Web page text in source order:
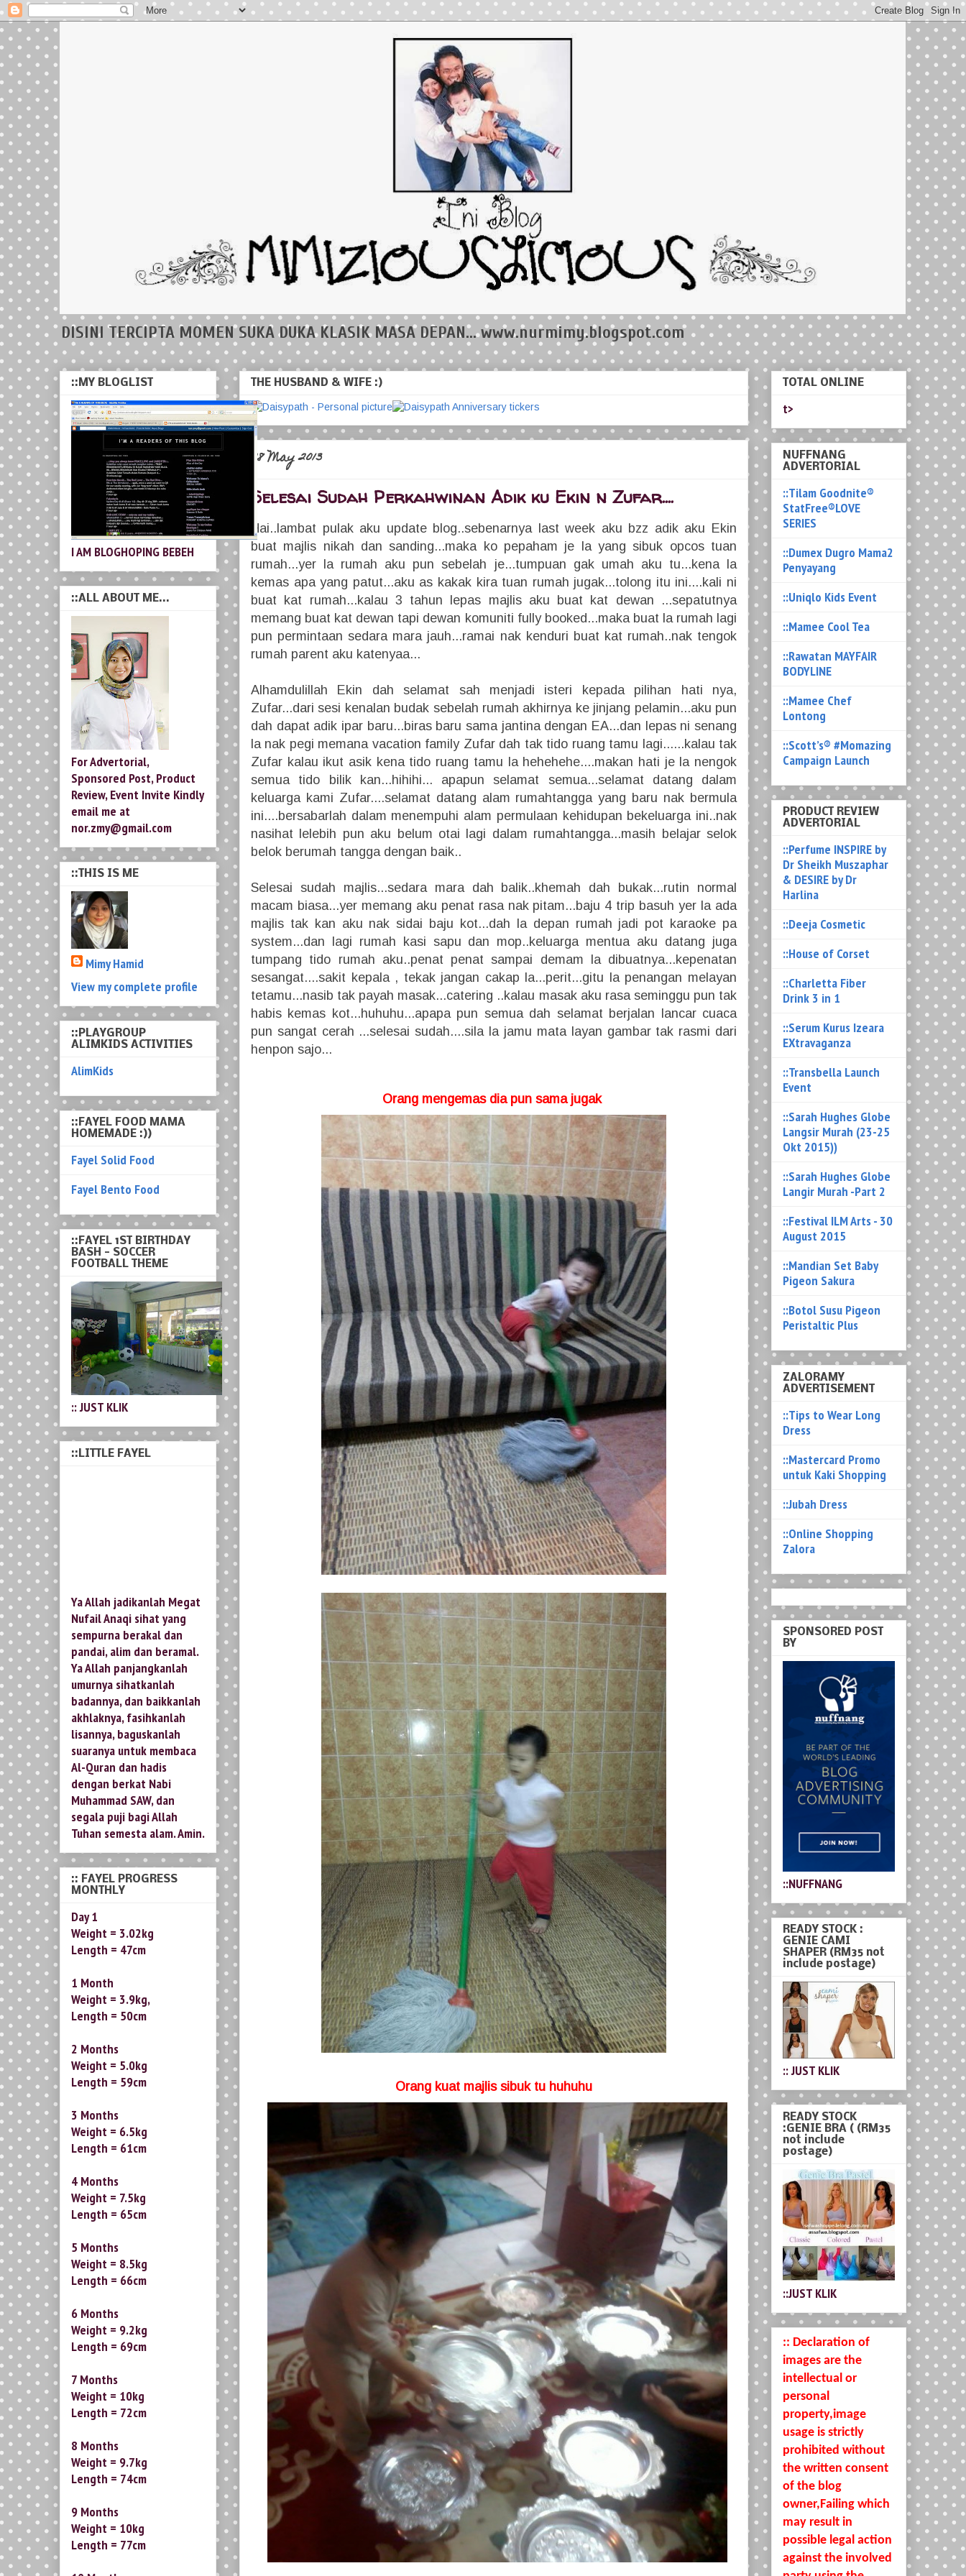
DISINI TERCIPTA MOMEN SUKA DUKA KLASIK MASA DEPAN... www.nurmimy.blogspot.com
THE HUSBAND & WIFE :)
28 May 2013
Selesai Sudah Perkahwinan Adik ku Ekin n Zufar....
Hai..lambat pulak aku update blog..sebenarnya last week aku bzz adik aku Ekin
buat majlis nikah dan sanding...maka ko pepaham je la yang sibuk opcos tuan
rumah...yer la rumah aku pun sebelah je...tumpuan gak umah aku tu...kena la
kemas apa yang patut...aku as kakak kira tuan rumah jugak...tolong itu ini....kali ni
buat kat rumah...kalau 3 tahun lepas majlis aku buat kat dewan ...sepatutnya
memang buat kat dewan tapi dewan komuniti fully booked...maka buat la rumah lagi
pun permintaan sedara mara jauh...ramai nak kenduri buat kat rumah..nak tengok
rumah parent aku katenyaa...
Alhamdulillah Ekin dah selamat sah menjadi isteri kepada pilihan hati nya,
Zufar...dari sesi kenalan budak sebelah rumah akhirnya ke jinjang pelamin...aku pun
dah dapat adik ipar baru...biras baru sama jantina dengan EA...dan lepas ni senang
la nak pegi memana vacation family Zufar dah tak tido ruang tamu lagi......kalau tak
Zufar kalau ikut asik kena tido ruang tamu la hehehehe....makan hati je la nengok
semua tido bilik kan...hihihi... apapun selamat semua...selamat datang dalam
keluarga kami Zufar....selamat datang alam rumahtangga yang baru nak bermula
ini....bersabarlah dalam menempuhi alam permulaan kehidupan bekeluarga ini..nak
nasihat lelebih pun aku belum otai lagi dalam rumahtangga...masih belajar selok
belok berumah tangga dengan baik..
Selesai sudah majlis...sedara mara dah balik..khemah dah bukak...rutin normal
macam biasa...yer memang aku penat rasa nak pitam...baju 4 trip basuh yer la ada
majlis tak kan aku nak sidai baju kot...dah la depan rumah jadi pot karaoke pa
system...dan lagi rumah kasi sapu dan mop..keluarga mentua aku datang juga
tumpang tido rumah aku..penat penat sampai demam la dibuatnya...kepenatan
sesangat....sakit kepala , tekak jangan cakap la...perit...gitu la penangan melayan
tetamu...nasib tak payah masak...catering ..kalau masak aku rasa seminggu pun tak
habis kemas kot...huhuhu...apapa pun semua dah selamat berjalan lancar cuaca
pun sangat cerah ...selesai sudah....sila la jamu mata layan gambar tak rasmi dari
henpon sajo...
Orang mengemas dia pun sama jugak
Orang kuat majlis sibuk tu huhuhu
::MY BLOGLIST
I AM BLOGHOPING BEBEH
::ALL ABOUT ME...
For Advertorial,
Sponsored Post, Product
Review, Event Invite Kindly
email me at
nor.zmy@gmail.com
::THIS IS ME
Mimy Hamid
View my complete profile
::PLAYGROUP
ALIMKIDS ACTIVITIES
AlimKids
::FAYEL FOOD MAMA
HOMEMADE :))
Fayel Solid Food
Fayel Bento Food
::FAYEL 1ST BIRTHDAY
BASH - SOCCER
FOOTBALL THEME
:: JUST KLIK
::LITTLE FAYEL
Ya Allah jadikanlah Megat
Nufail Anaqi sihat yang
sempurna berakal dan
pandai, alim dan beramal.
Ya Allah panjangkanlah
umurnya sihatkanlah
badannya, dan baikkanlah
akhlaknya, fasihkanlah
lisannya, baguskanlah
suaranya untuk membaca
Al-Quran dan hadis
dengan berkat Nabi
Muhammad SAW, dan
segala puji bagi Allah
Tuhan semesta alam. Amin.
:: FAYEL PROGRESS
MONTHLY
Day 1
Weight = 3.02kg
Length = 47cm
1 Month
Weight = 3.9kg,
Length = 50cm
2 Months
Weight = 5.0kg
Length = 59cm
3 Months
Weight = 6.5kg
Length = 61cm
4 Months
Weight = 7.5kg
Length = 65cm
5 Months
Weight = 8.5kg
Length = 66cm
6 Months
Weight = 9.2kg
Length = 69cm
7 Months
Weight = 10kg
Length = 72cm
8 Months
Weight = 9.7kg
Length = 74cm
9 Months
Weight = 10kg
Length = 77cm
TOTAL ONLINE
t>
NUFFNANG
ADVERTORIAL
::Tilam Goodnite®
StatFree®LOVE
SERIES
::Dumex Dugro Mama2
Penyayang
::Uniqlo Kids Event
::Mamee Cool Tea
::Rawatan MAYFAIR
BODYLINE
::Mamee Chef
Lontong
::Scott’s® #Momazing
Campaign Launch
PRODUCT REVIEW
ADVERTORIAL
::Perfume INSPIRE by
Dr Sheikh Muszaphar
& DESIRE by Dr
Harlina
::Deeja Cosmetic
::House of Corset
::Charletta Fiber
Drink 3 in 1
::Serum Kurus Izeara
EXtravaganza
::Transbella Launch
Event
::Sarah Hughes Globe
Langsir Murah (23-25
Okt 2015))
::Sarah Hughes Globe
Langir Murah -Part 2
::Festival ILM Arts - 30
August 2015
::Mandian Set Baby
Pigeon Sakura
::Botol Susu Pigeon
Peristaltic Plus
ZALORAMY
ADVERTISEMENT
::Tips to Wear Long
Dress
::Mastercard Promo
untuk Kaki Shopping
::Jubah Dress
::Online Shopping
Zalora
SPONSORED POST
BY
::NUFFNANG
READY STOCK :
GENIE CAMI
SHAPER (RM35 not
include postage)
:: JUST KLIK
READY STOCK
:GENIE BRA ( (RM35
not include
postage)
::JUST KLIK
:: Declaration of
images are the
intellectual or
personal
property,image
usage is strictly
prohibited without
the written consent
of the blog
owner,Failing which
may result in
possible legal action
against the involved